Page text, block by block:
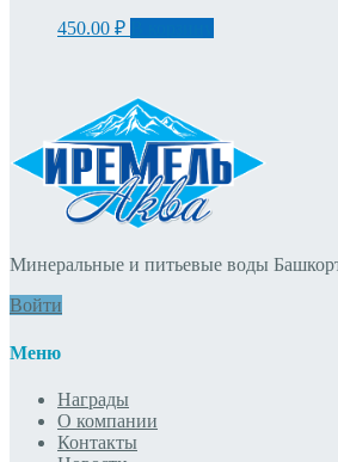
450.00 ₽
Минеральные и питьевые воды
Войти
Меню
Награды
О компании
Контакты